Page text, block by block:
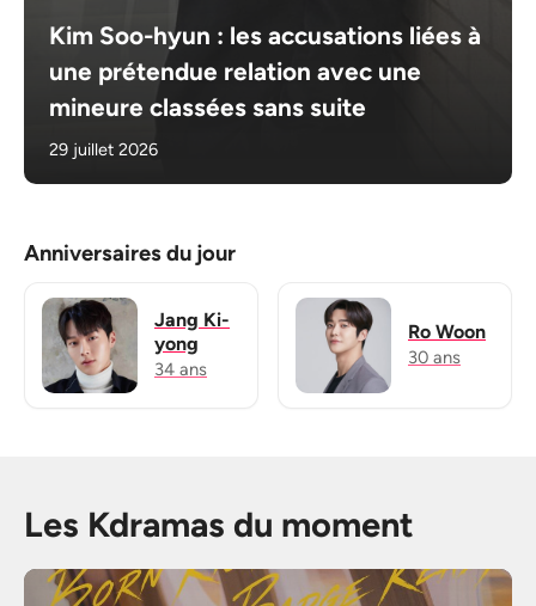
Kim Soo-hyun : les accusations liées à
une prétendue relation avec une
mineure classées sans suite
29 juillet 2026
Anniversaires du jour
Jang Ki-
yong
34 ans
Ro Woon
30 ans
Les Kdramas du moment